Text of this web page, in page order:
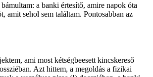
a banki értesítő, amire napok óta
amit sehol sem találtam. Pontosabban az
ami most kétségbeesett kincskereső
Azt hittem, a megoldás a fizikai